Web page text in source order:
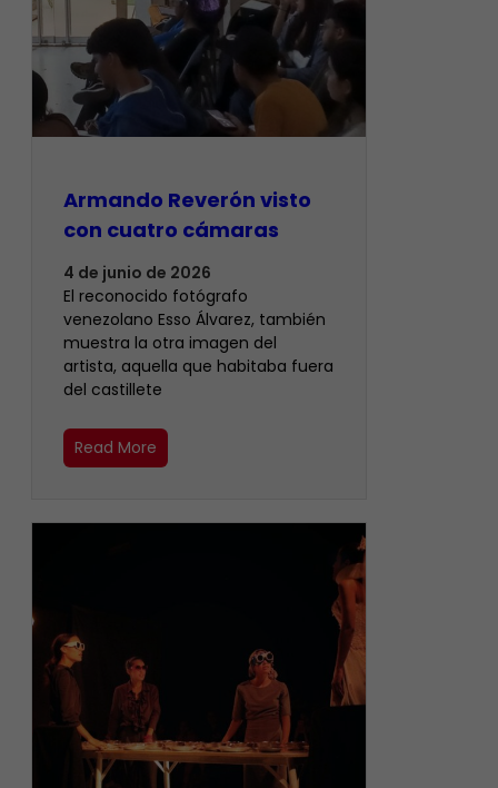
Armando Reverón visto
con cuatro cámaras
4 de junio de 2026
‎El reconocido fotógrafo
venezolano Esso Álvarez, también
muestra la otra imagen del
artista, aquella que habitaba fuera
del castillete ‎
Read More